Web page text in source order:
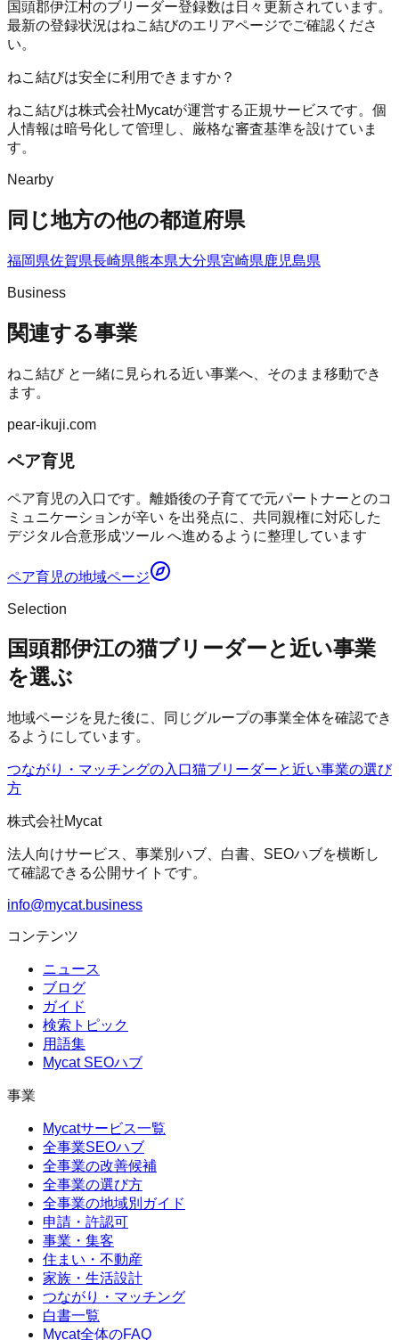
国頭郡伊江村のブリーダー登録数は日々更新されています。
最新の登録状況はねこ結びのエリアページでご確認くださ
い。
ねこ結びは安全に利用できますか？
ねこ結びは株式会社Mycatが運営する正規サービスです。個
人情報は暗号化して管理し、厳格な審査基準を設けていま
す。
Nearby
同じ地方の他の都道府県
福岡県佐賀県長崎県熊本県大分県宮崎県鹿児島県
Business
関連する事業
ねこ結びと一緒に見られる近い事業へ、そのまま移動でき
ます。
pear-ikuji.com
ペア育児
ペア育児の入口です。離婚後の子育てで元パートナーとのコ
ミュニケーションが辛い を出発点に、共同親権に対応した
デジタル合意形成ツール へ進めるように整理しています
ペア育児の地域ページ
Selection
国頭郡伊江の猫ブリーダーと近い事業
を選ぶ
地域ページを見た後に、同じグループの事業全体を確認でき
るようにしています。
つながり・マッチングの入口猫ブリーダーと近い事業の選び
方
株式会社Mycat
法人向けサービス、事業別ハブ、白書、SEOハブを横断し
て確認できる公開サイトです。
info@mycat.business
コンテンツ
ニュース
ブログ
ガイド
検索トピック
用語集
Mycat SEOハブ
事業
Mycatサービス一覧
全事業SEOハブ
全事業の改善候補
全事業の選び方
全事業の地域別ガイド
申請・許認可
事業・集客
住まい・不動産
家族・生活設計
つながり・マッチング
白書一覧
Mycat全体のFAQ